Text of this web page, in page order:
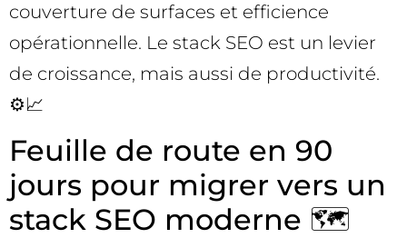
couverture de surfaces et efficience
opérationnelle. Le stack SEO est un levier
de croissance, mais aussi de productivité.
⚙️📈
Feuille de route en 90
jours pour migrer vers un
stack SEO moderne 🗺️